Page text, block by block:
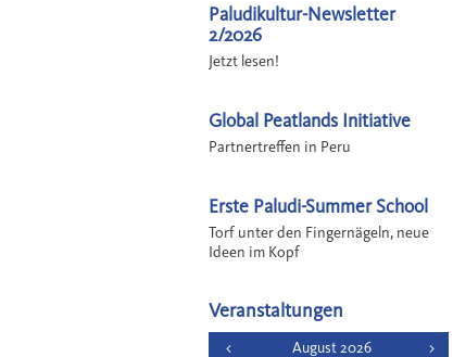
Paludikultur-Newsletter
2/2026
Jetzt lesen!
Global Peatlands Initiative
Partnertreffen in Peru
Erste Paludi-Summer School
Torf unter den Fingernägeln, neue
Ideen im Kopf
Veranstaltungen
< August 2026 >